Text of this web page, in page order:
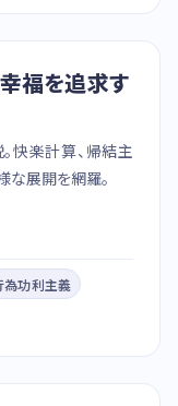
福を追求す
快楽計算、帰結主
な展開を網羅。
為功利主義